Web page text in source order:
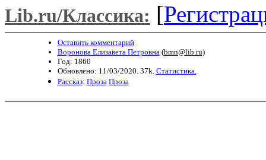
Lib.ru/Классика: [
Оставить комментарий
Воронова Елизавета Петровна (bmn@lib.ru)
Год: 1860
Обновлено: 11/03/2020. 37k. Статистика.
Рассказ: Проза Проза